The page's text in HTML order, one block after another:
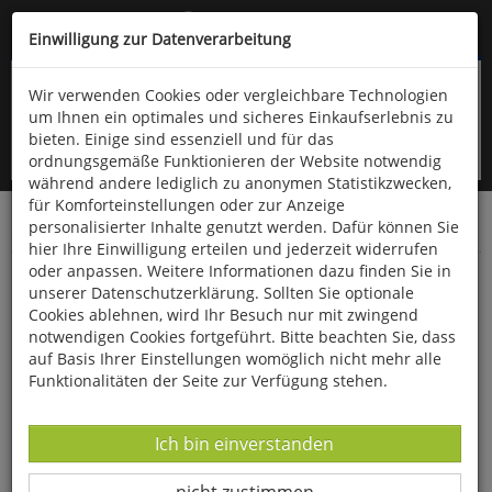
Kompletten Head der Seite überspringen
oder (06766) 9323-960
Startseite Bücher Biologie allgemein Botanik
Die Pflanzenwelt des Vogelsberges
Einwilligung zur Datenverarbeitung
Wir verwenden Cookies oder vergleichbare Technologien
um Ihnen ein optimales und sicheres Einkaufserlebnis zu
bieten. Einige sind essenziell und für das
ordnungsgemäße Funktionieren der Website notwendig
während andere lediglich zu anonymen Statistikzwecken,
für Komforteinstellungen oder zur Anzeige
personalisierter Inhalte genutzt werden. Dafür können Sie
hier Ihre Einwilligung erteilen und jederzeit widerrufen
oder anpassen. Weitere Informationen dazu finden Sie in
unserer Datenschutzerklärung. Sollten Sie optionale
Cookies ablehnen, wird Ihr Besuch nur mit zwingend
notwendigen Cookies fortgeführt. Bitte beachten Sie, dass
auf Basis Ihrer Einstellungen womöglich nicht mehr alle
Funktionalitäten der Seite zur Verfügung stehen.
Datenverarbeitung -
Ich bin einverstanden